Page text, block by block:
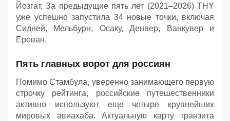
Йозгат. За предыдущие пять лет (2021–2026) THY
уже успешно запустила 34 новые точки, включая
Сидней, Мельбурн, Осаку, Денвер, Ванкувер и
Ереван.
Пять главных ворот для россиян
Помимо Стамбула, уверенно занимающего первую
строчку рейтинга, российские путешественники
активно используют еще четыре крупнейших
мировых авиахаба. Актуальную карту транзита